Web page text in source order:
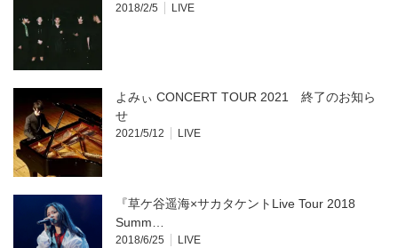
す)
2018/2/5 LIVE
よみぃ CONCERT TOUR 2021 終了のお知ら
せ
2021/5/12 LIVE
『草ケ谷遥海×サカタケントLive Tour 2018
Summ…
2018/6/25 LIVE